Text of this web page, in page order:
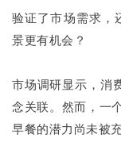
验证了市场需求，
景更有机会？
市场调研显示，消
念关联。然而，一
早餐的潜力尚未被